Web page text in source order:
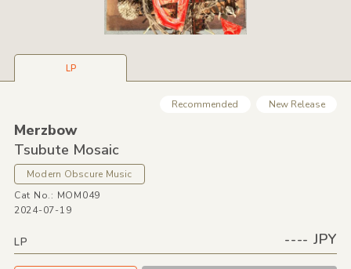
LP
Recommended New Release
Merzbow
Tsubute Mosaic
Modern Obscure Music
Cat No.: MOM049
2024-07-19
LP ---- JPY